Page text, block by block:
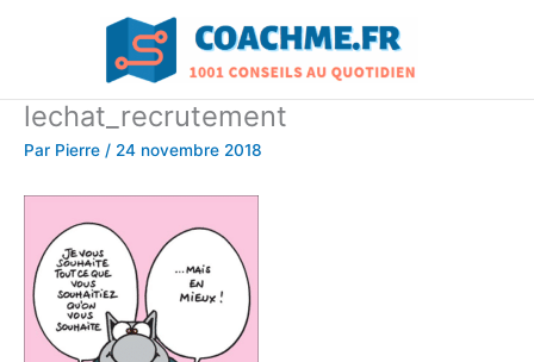
lechat_recrutement
Par Pierre / 24 novembre 2018